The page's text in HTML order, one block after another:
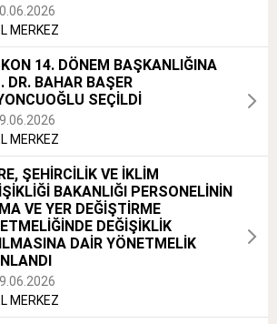
MERKEZ
14. DÖNEM BAŞKANLIĞINA
DR. BAHAR BAŞER
SEÇİLDİ
MERKEZ
ŞEHİRCİLİK VE İKLİM
BAKANLIĞI PERSONELİNİN
VE YER DEĞİŞTİRME
DEĞİŞİKLİK
DAİR YÖNETMELİK
MERKEZ